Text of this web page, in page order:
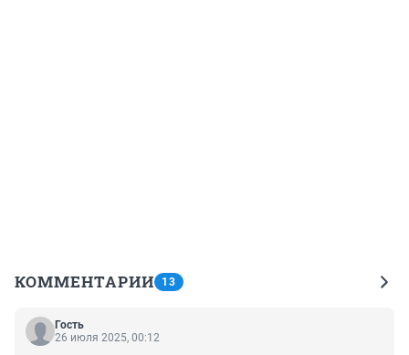
КОММЕНТАРИИ 13
Гость
26 июля 2025, 00:12